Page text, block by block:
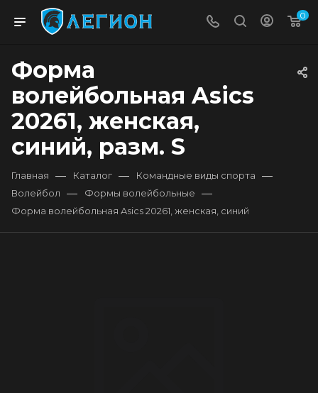
0
Форма
волейбольная Asics
20261, женская,
синий, разм. S
Главная — Каталог — Командные виды спорта —
Волейбол — Формы волейбольные —
Форма волейбольная Asics 20261, женская, синий